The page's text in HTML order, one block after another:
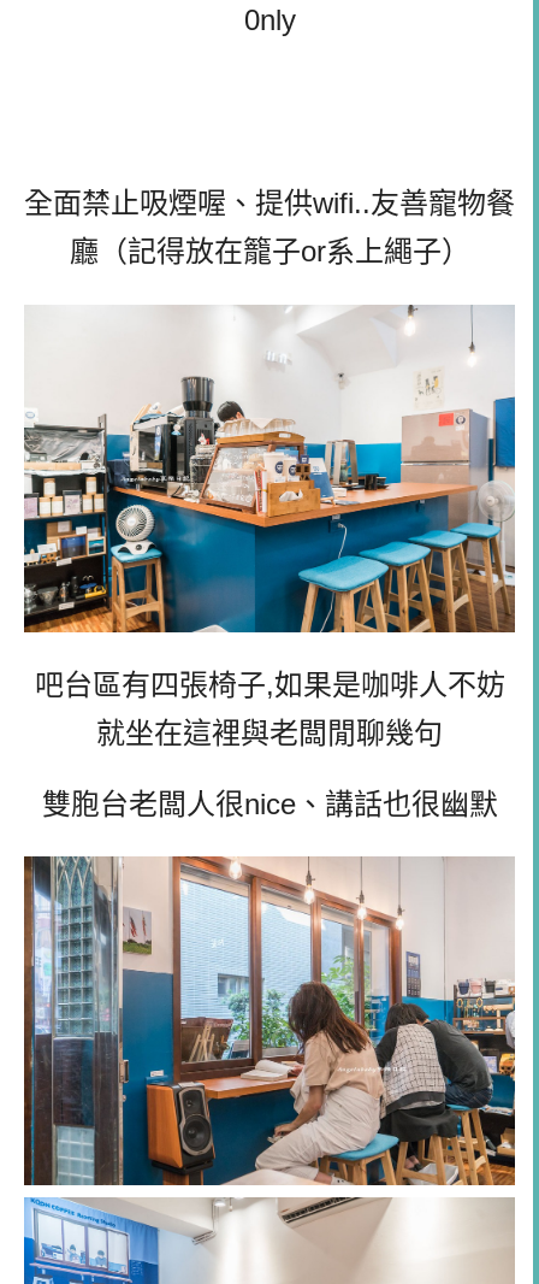
0nly
全面禁止吸煙喔、提供wifi..友善寵物餐
廳（記得放在籠子or系上繩子）
吧台區有四張椅子,如果是咖啡人不妨
就坐在這裡與老闆閒聊幾句
雙胞台老闆人很nice、講話也很幽默